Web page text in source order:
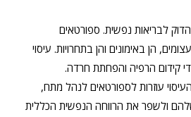
לבריאות נפשית. ספורטאים
הן באימונים והן בתחרויות. עיסוי
קידום הרפיה והפחתת חרדה.
עוזרות לספורטאים לנהל מתח,
ולשפר את הרווחה הנפשית הכללית